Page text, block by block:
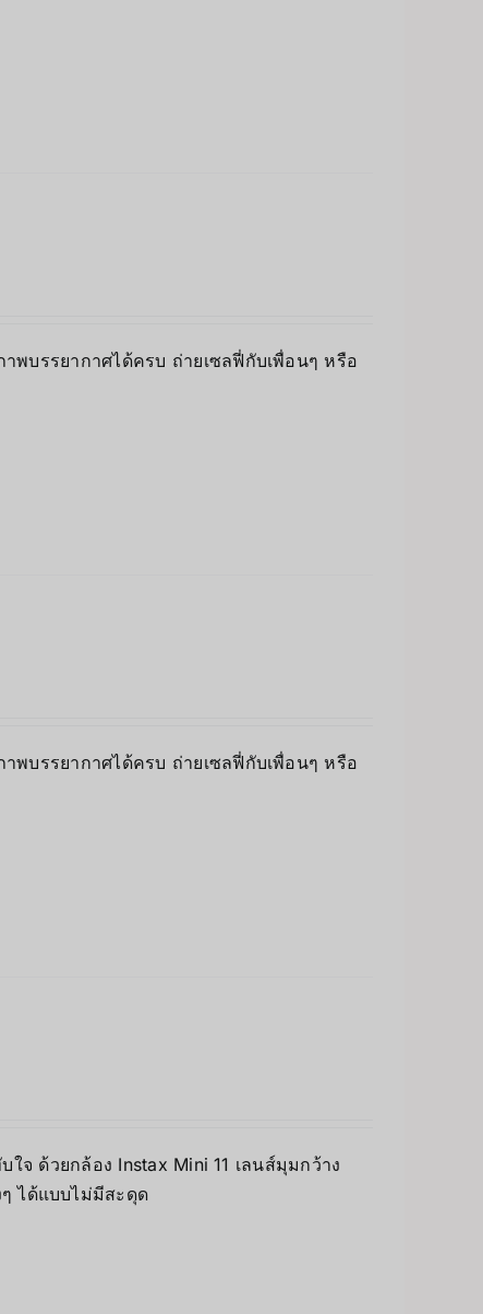
พบรรยากาศได้ครบ ถ่ายเซลฟี่กับเพื่อนๆ หรือ
พบรรยากาศได้ครบ ถ่ายเซลฟี่กับเพื่อนๆ หรือ
จ ด้วยกล้อง Instax Mini 11 เลนส์มุมกว้าง
ได้แบบไม่มีสะดุด